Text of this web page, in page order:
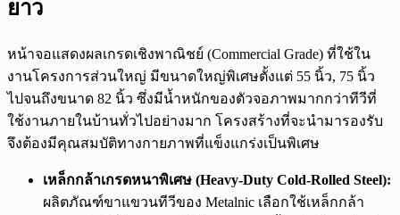
ยาว
หน้าจอแสดงผลเกรดเชิงพาณิชย์ (Commercial Grade) ที่ใช้ใน
งานโครงการส่วนใหญ่ มีขนาดใหญ่พิเศษตั้งแต่ 55 นิ้ว, 75 นิ้ว
ไปจนถึงขนาด 82 นิ้ว ซึ่งมีน้ำหนักของตัวจอภาพมากกว่าทีวีที่
ใช้งานภายในบ้านทั่วไปอย่างมาก โครงสร้างที่จะนำมารองรับ
จึงต้องมีคุณสมบัติทางกายภาพที่แข็งแกร่งเป็นพิเศษ
เหล็กกล้าเกรดหนาพิเศษ (Heavy-Duty Cold-Rolled Steel):
ผลิตภัณฑ์ขาแขวนทีวีของ Metalnic เลือกใช้เหล็กกล้า